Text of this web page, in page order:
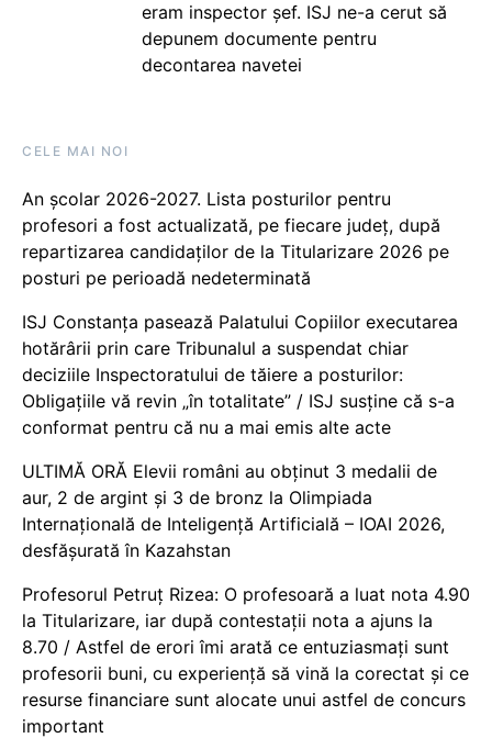
eram inspector șef. ISJ ne-a cerut să
depunem documente pentru
decontarea navetei
CELE MAI NOI
An școlar 2026-2027. Lista posturilor pentru
profesori a fost actualizată, pe fiecare județ, după
repartizarea candidaților de la Titularizare 2026 pe
posturi pe perioadă nedeterminată
ISJ Constanța pasează Palatului Copiilor executarea
hotărârii prin care Tribunalul a suspendat chiar
deciziile Inspectoratului de tăiere a posturilor:
Obligațiile vă revin „în totalitate” / ISJ susține că s-a
conformat pentru că nu a mai emis alte acte
ULTIMĂ ORĂ Elevii români au obținut 3 medalii de
aur, 2 de argint și 3 de bronz la Olimpiada
Internațională de Inteligență Artificială – IOAI 2026,
desfășurată în Kazahstan
Profesorul Petruț Rizea: O profesoară a luat nota 4.90
la Titularizare, iar după contestații nota a ajuns la
8.70 / Astfel de erori îmi arată ce entuziasmați sunt
profesorii buni, cu experiență să vină la corectat și ce
resurse financiare sunt alocate unui astfel de concurs
important